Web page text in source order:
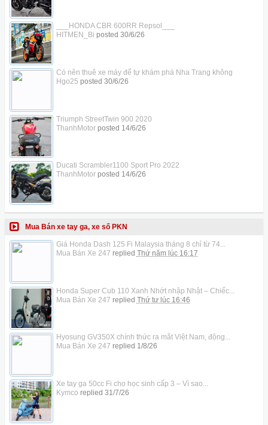
___HONDA CBR 600RR Repsol___
HITMEN_Bi posted 30/6/26
Có nên thuê xe máy để tự khám phá Nha Trang không
Hgo25 posted 30/6/26
Triumph StreetTwin 900 2020
ThanhMotorposted 14/6/26
Ducati Scrambler1100 Sport Pro 2022
ThanhMotorposted 14/6/26
Mua Bán xe tay ga, xe số PKN
Giá Honda Dash 125 Fi Malaysia tháng 8 chỉ từ 74...
Mua Bán Xe 247 replied Thứ năm lúc 16:17
Honda Super Cub 110 Xanh Nhớt nhập Nhật – Chiếc...
Mua Bán Xe 247 replied Thứ tư lúc 16:46
Hyosung GV350X chính thức ra mắt Việt Nam, động...
Mua Bán Xe 247 replied 1/8/26
Xe tay ga 50cc Fi cho học sinh cấp 3 – Vì sao...
Kymco replied 31/7/26